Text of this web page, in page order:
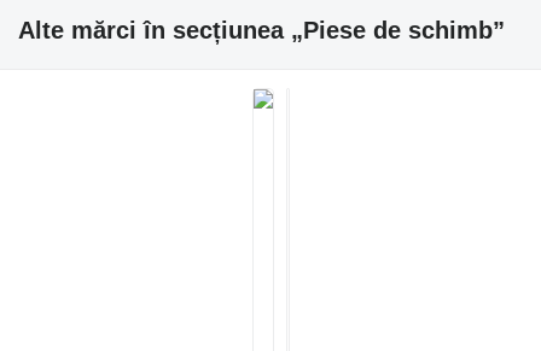
Alte mărci în secțiunea „Piese de schimb”